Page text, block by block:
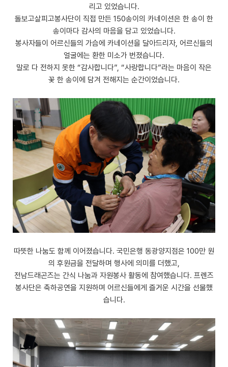
리고 있었습니다.
돌보고살피고봉사단이 직접 만든 150송이의 카네이션은 한 송이 한
송이마다 감사의 마음을 담고 있었습니다.
봉사자들이 어르신들의 가슴에 카네이션을 달아드리자, 어르신들의
얼굴에는 환한 미소가 번졌습니다.
말로 다 전하지 못한 “감사합니다”, “사랑합니다”라는 마음이 작은
꽃 한 송이에 담겨 전해지는 순간이었습니다.
따뜻한 나눔도 함께 이어졌습니다. 국민은행 동광양지점은 100만 원
의 후원금을 전달하며 행사에 의미를 더했고,
전남드래곤즈는 간식 나눔과 자원봉사 활동에 참여했습니다. 프렌즈
봉사단은 축하공연을 지원하며 어르신들에게 즐거운 시간을 선물했
습니다.